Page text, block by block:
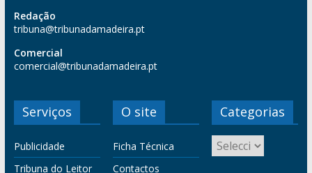
Redação
tribuna@tribunadamadeira.pt
Comercial
comercial@tribunadamadeira.pt
Serviços
Publicidade
Tribuna do Leitor
O site
Ficha Técnica
Contactos
Categorias